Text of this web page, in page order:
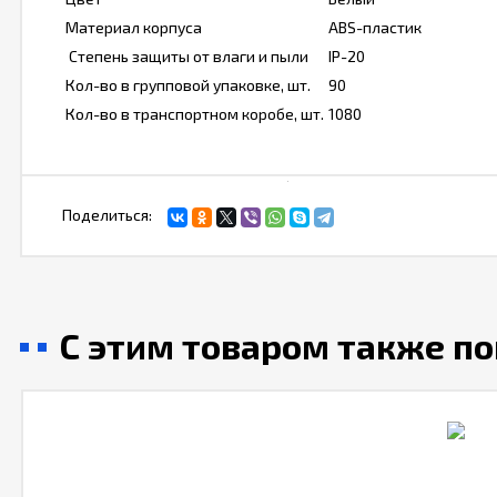
Материал корпуса
ABS-пластик
Степень защиты от влаги и пыли
IP-20
Кол-во в групповой упаковке, шт.
90
Кол-во в транспортном коробе, шт. 1080
Поделиться:
С этим товаром также